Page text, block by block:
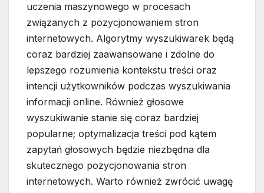
uczenia maszynowego w procesach
związanych z pozycjonowaniem stron
internetowych. Algorytmy wyszukiwarek będą
coraz bardziej zaawansowane i zdolne do
lepszego rozumienia kontekstu treści oraz
intencji użytkowników podczas wyszukiwania
informacji online. Również głosowe
wyszukiwanie stanie się coraz bardziej
popularne; optymalizacja treści pod kątem
zapytań głosowych będzie niezbędna dla
skutecznego pozycjonowania stron
internetowych. Warto również zwrócić uwagę